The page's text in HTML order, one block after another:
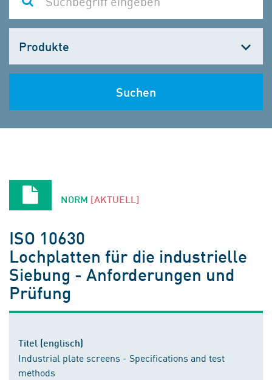
wählen
Suchen
NORM [AKTUELL]
ISO 10630
Lochplatten für die industrielle
Siebung - Anforderungen und
Prüfung
Titel (englisch)
Industrial plate screens - Specifications and test
methods